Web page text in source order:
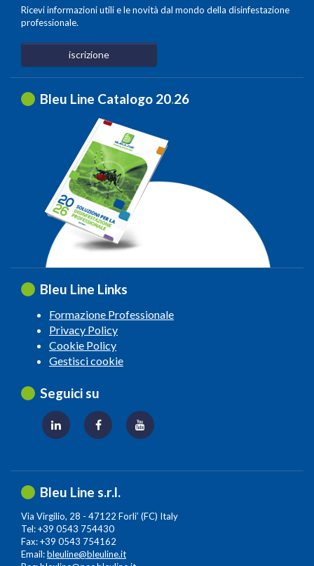
Ricevi informazioni utili e le novità dal mondo della disinfestazione
professionale.
iscrizione
Bleu Line Catalogo 20.26
Bleu Line Links
Formazione Professionale
Privacy Policy
Cookie Policy
Gestisci cookie
Seguici su
Bleu Line s.r.l.
Via Virgilio, 28 - 47122 Forli’ (FC) Italy
Tel: +39 0543 754430
Fax: +39 0543 754162
Email:bleuline@bleuline.it